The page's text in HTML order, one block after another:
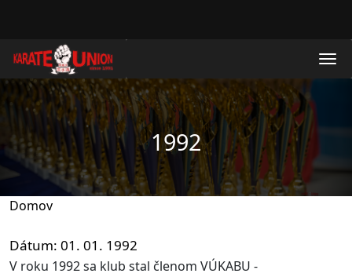
1992
Domov
Dátum 01. 01. 1992
V roku 1992 sa klub stal členom VÚKABU -